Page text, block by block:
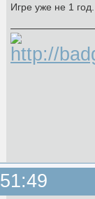
Игре уже не 1